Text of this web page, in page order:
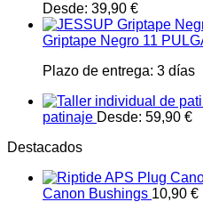
Desde: 39,90 €
Griptape Negro 11
Plazo de entrega: 3 días
patinaje Desde: 59,90 €
Destacados
Canon Bushings 10,90 €